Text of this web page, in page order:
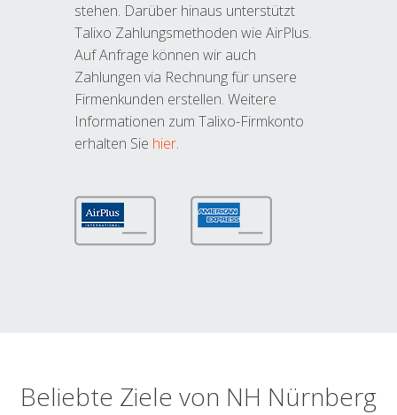
stehen. Darüber hinaus unterstützt
Talixo Zahlungsmethoden wie AirPlus.
Auf Anfrage können wir auch
Zahlungen via Rechnung für unsere
Firmenkunden erstellen. Weitere
Informationen zum Talixo-Firmkonto
erhalten Sie hier.
Beliebte Ziele von NH Nürnberg